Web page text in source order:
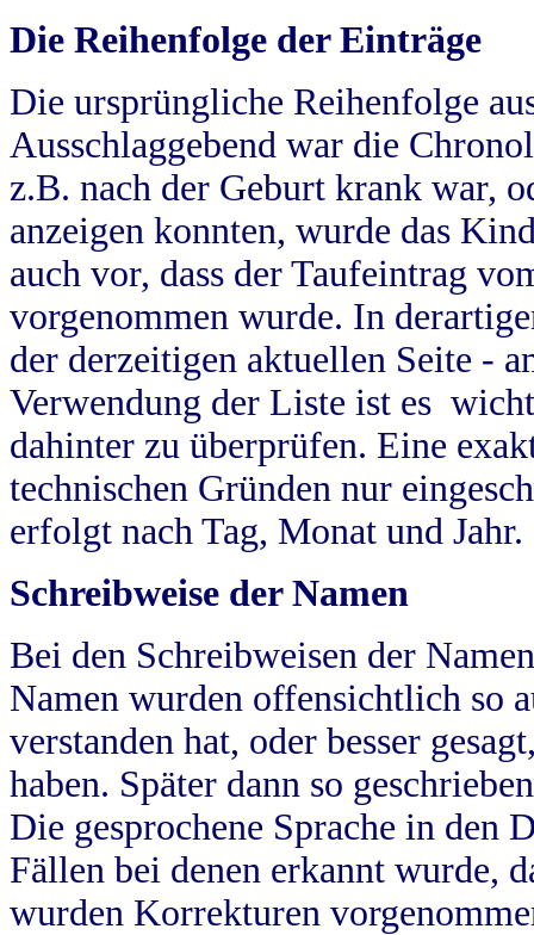
Die Reihenfolge der Einträge
Die ursprüngliche Reihenfolge
Ausschlaggebend war die
z.B. nach der Geburt krank war,
anzeigen konnten, wurde das
auch vor, dass der Taufeintrag
vorgenommen wurde. In
der derzeitigen aktuellen Seite -
Verwendung der Liste ist es
dahinter zu überprüfen. Eine
technischen Gründen nur
erfolgt nach Tag, Monat und Jahr.
Schreibweise der Namen
Bei den Schreibweisen der
Namen wurden offensichtlich so
verstanden hat, oder besser
haben. Später dann so
Die gesprochene Sprache in
Fällen bei denen erkannt wurde,
wurden Korrekturen